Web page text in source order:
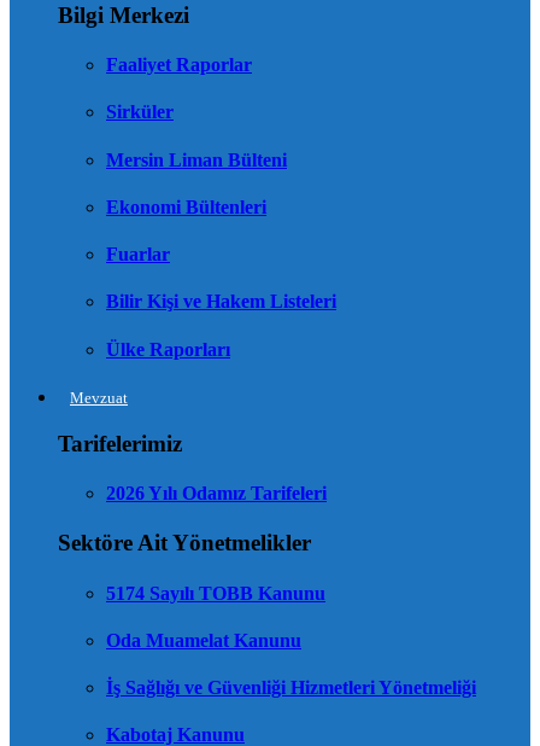
Bilgi Merkezi
Faaliyet Raporlar
Sirküler
Mersin Liman Bülteni
Ekonomi Bültenleri
Fuarlar
Bilir Kişi ve Hakem Listeleri
Ülke Raporları
Mevzuat
Tarifelerimiz
2026 Yılı Odamız Tarifeleri
Sektöre Ait Yönetmelikler
5174 Sayılı TOBB Kanunu
Oda Muamelat Kanunu
İş Sağlığı ve Güvenliği Hizmetleri Yönetmeliği
Kabotaj Kanunu